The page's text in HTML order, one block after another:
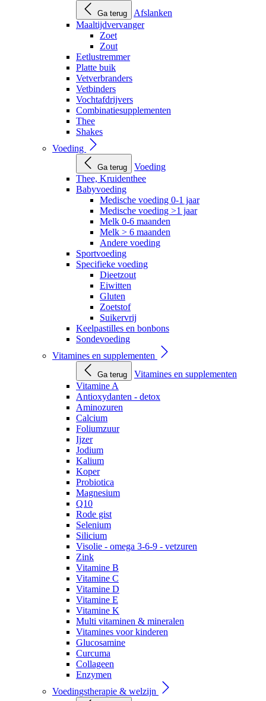
Ga terug
Afslanken
Maaltijdvervanger
Zoet
Zout
Eetlustremmer
Platte buik
Vetverbranders
Vetbinders
Vochtafdrijvers
Combinatiesupplementen
Thee
Shakes
Voeding
Ga terug
Voeding
Thee, Kruidenthee
Babyvoeding
Medische voeding 0-1 jaar
Medische voeding >1 jaar
Melk 0-6 maanden
Melk > 6 maanden
Andere voeding
Sportvoeding
Specifieke voeding
Dieetzout
Eiwitten
Gluten
Zoetstof
Suikervrij
Keelpastilles en bonbons
Sondevoeding
Vitamines en supplementen
Ga terug
Vitamines en supplementen
Vitamine A
Antioxydanten - detox
Aminozuren
Calcium
Foliumzuur
Ijzer
Jodium
Kalium
Koper
Probiotica
Magnesium
Q10
Rode gist
Selenium
Silicium
Visolie - omega 3-6-9 - vetzuren
Zink
Vitamine B
Vitamine C
Vitamine D
Vitamine E
Vitamine K
Multi vitaminen & mineralen
Vitamines voor kinderen
Glucosamine
Curcuma
Collageen
Enzymen
Voedingstherapie & welzijn